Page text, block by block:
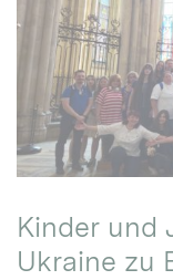
Kinder und
Ukraine zu